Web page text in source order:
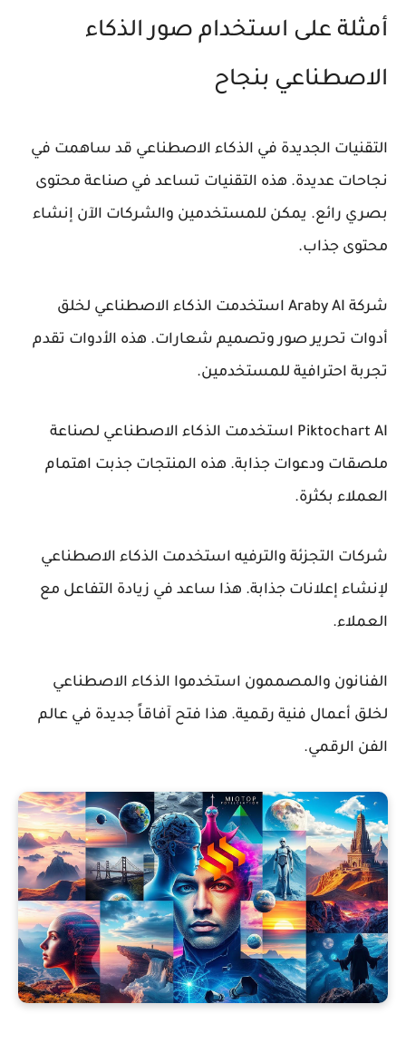
أمثلة على استخدام صور الذكاء
الاصطناعي بنجاح
التقنيات الجديدة في الذكاء الاصطناعي قد ساهمت في
نجاحات عديدة. هذه التقنيات تساعد في صناعة محتوى
بصري رائع. يمكن للمستخدمين والشركات الآن إنشاء
محتوى جذاب.
شركة Araby AI
استخدمت الذكاء الاصطناعي لخلق
أدوات تحرير صور وتصميم شعارات. هذه الأدوات تقدم
تجربة احترافية للمستخدمين.
Piktochart AI استخدمت الذكاء الاصطناعي لصناعة
ملصقات ودعوات جذابة. هذه المنتجات جذبت اهتمام
العملاء بكثرة.
شركات التجزئة والترفيه استخدمت الذكاء الاصطناعي
لإنشاء إعلانات جذابة. هذا ساعد في زيادة التفاعل مع
العملاء.
الفنانون والمصممون استخدموا الذكاء الاصطناعي
لخلق أعمال فنية رقمية. هذا فتح آفاقاً جديدة في عالم
الفن الرقمي.